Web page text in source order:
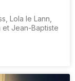
Lola le Lann,
et Jean-Baptiste